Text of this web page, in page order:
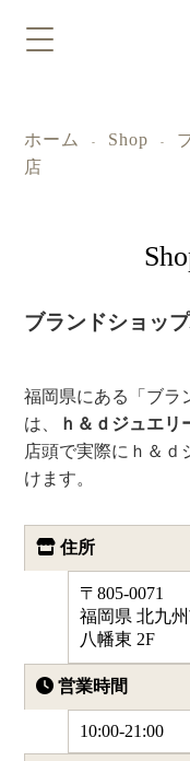
ホーム - Shop -
店
ブランドショッ
福岡県にある「ブラ
は、
ｈ＆ｄジュエリ
店頭で実際にｈ＆ｄ
けます。
住所
〒805-0071
福岡県 北九
八幡東 2F
営業時間
10:00-21:00